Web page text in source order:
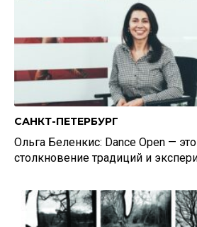
САНКТ-ПЕТЕРБУРГ
Ольга Беленкис: Dance Open —
столкновение традиций и